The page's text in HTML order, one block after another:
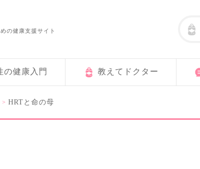
の健康支援サイト
の健康入門 教えてドクター
> HRTと命の母